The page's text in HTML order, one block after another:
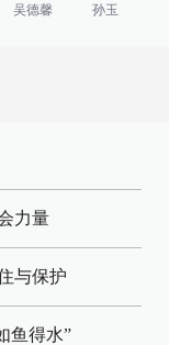
吴德馨 孙玉
力量
与保护
鱼得水”